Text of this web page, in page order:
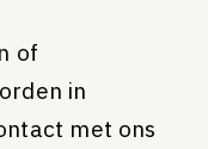
of
in
met ons